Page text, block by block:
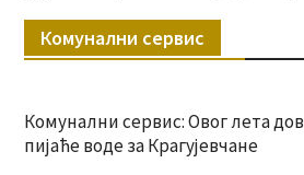
Комунални сервис
Комунални сервис: Овог лета
пијаће воде за Крагујевчане